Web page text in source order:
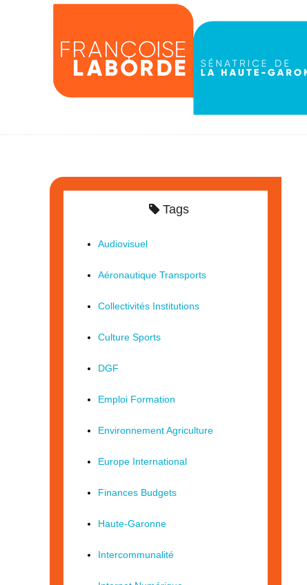
Tags
Audiovisuel
Aéronautique Transports
Collectivités Institutions
Culture Sports
DGF
Emploi Formation
Environnement Agriculture
Europe International
Finances Budgets
Haute-Garonne
Intercommunalité